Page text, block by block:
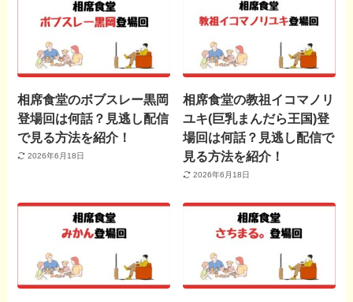
相席食堂のボブスレー黒岡
登場回は何話？見逃し配信
で見る方法を紹介！
2026年6月18日
相席食堂の教祖イコマノリ
ユキ(巨乳まんだら王国)登
場回は何話？見逃し配信で
見る方法を紹介！
2026年6月18日